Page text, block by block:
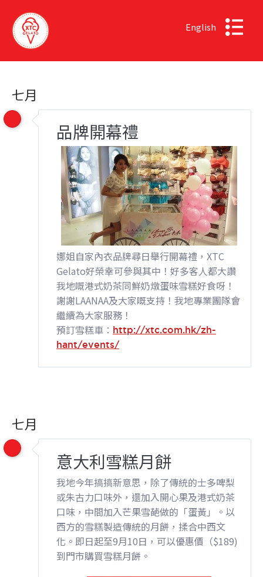
English
七月
品牌開幕禮
娜姐自家內衣品牌尋日舉行開幕禮，XTC
Gelato好榮幸可參與其中！好多客人都大讚
我地嘅港式奶茶同鮮奶燉蛋味雪糕好食呀！
謝謝LAANAA及大家嘅支持！我地專業團隊會
繼續為大家服務！
預訂雪糕車： http://xtc.com.hk/zh-
hant/events/
七月
意大利雪糕月餅
我地今年搞搞新意思，除了傳統的士多啤梨
或朱古力口味外 ，還加入開心果及港式奶茶
口味，中間加入芒果雪葩做的「蛋黃」。以
西方的雪糕製造傳統的月餅，揉合中西文
化。即日起至9月10日，可以優惠價（$189)
到門市購買雪糕月餅。